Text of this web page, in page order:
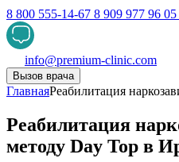
8 800 555-14-67 8 909 977 96 05
info@premium-clinic.com
Вызов врача
ГлавнаяРеабилитация
Реабилитация
методу Day Top в